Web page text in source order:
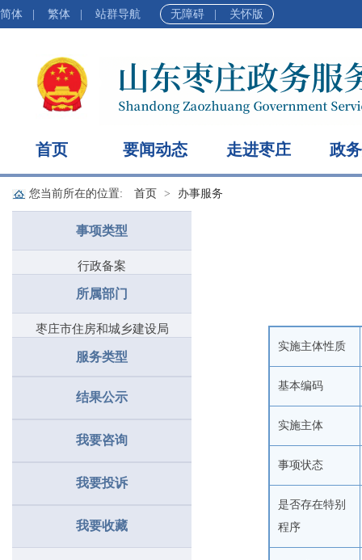
简体 繁体 站群导航 无障碍 关怀版
首页 要闻动态 走进枣庄 政
您当前所在的位置: 首页 办事服务
事项类型
行政备案
所属部门
枣庄市住房和城乡建设局
服务类型
结果公示
我要咨询
我要投诉
我要收藏
实施主体性质
基本编码
实施主体
事项状态
是否存在特别
程序